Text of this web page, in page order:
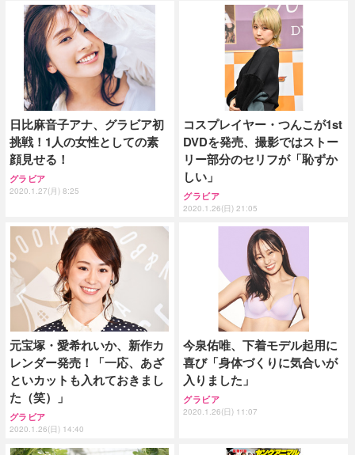
日比麻音子アナ、グラビア初
挑戦！1人の女性としての素
顔見せる！
グラビア
2020.1.27(月) 8:25
コスプレイヤー・つんこが1st
DVDを発売、撮影ではストー
リー部分のセリフが「恥ずか
しい」
グラビア
2020.1.26(日) 21:05
元宝塚・愛希れいか、新作カ
レンダー発売！「一応、あざ
といカットも入れておきまし
た（笑）」
グラビア
2020.1.26(日) 14:40
今泉佑唯、下着モデル起用に
喜び「身体づくりに気合いが
入りました」
グラビア
2020.1.26(日) 11:07